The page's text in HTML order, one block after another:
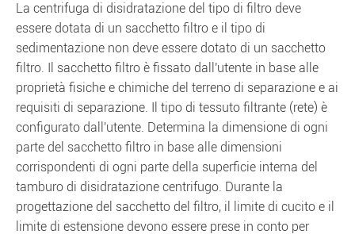
La centrifuga di disidratazione del tipo di filtro deve
essere dotata di un sacchetto filtro e il tipo di
sedimentazione non deve essere dotato di un sacchetto
filtro. Il sacchetto filtro è fissato dall'utente in base alle
proprietà fisiche e chimiche del terreno di separazione e ai
requisiti di separazione. Il tipo di tessuto filtrante (rete) è
configurato dall'utente. Determina la dimensione di ogni
parte del sacchetto filtro in base alle dimensioni
corrispondenti di ogni parte della superficie interna del
tamburo di disidratazione centrifugo. Durante la
progettazione del sacchetto del filtro, il limite di cucito e il
limite di estensione devono essere prese in conto per